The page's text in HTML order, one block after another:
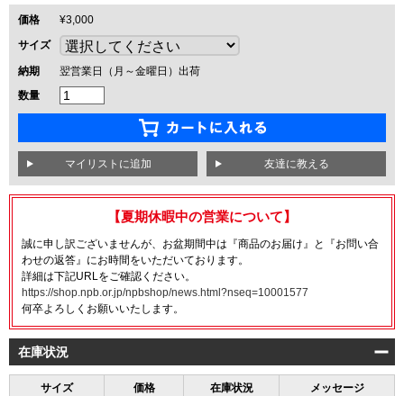
価格
¥3,000
サイズ
納期
翌営業日（月～金曜日）出荷
数量
友達に教える
【夏期休暇中の営業について】
誠に申し訳ございませんが、お盆期間中は『商品のお届け』と『お問い合
わせの返答』にお時間をいただいております。
詳細は下記URLをご確認ください。
https://shop.npb.or.jp/npbshop/news.html?nseq=10001577
何卒よろしくお願いいたします。
在庫状況
サイズ 価格 在庫状況 メッセージ